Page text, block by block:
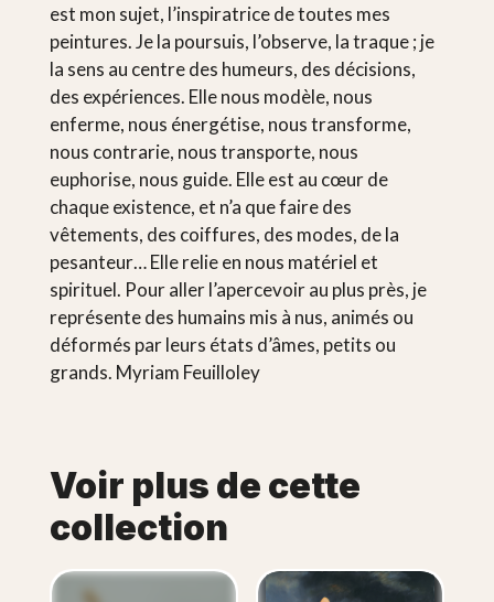
est mon sujet, l’inspiratrice de toutes mes
peintures. Je la poursuis, l’observe, la traque ; je
la sens au centre des humeurs, des décisions,
des expériences. Elle nous modèle, nous
enferme, nous énergétise, nous transforme,
nous contrarie, nous transporte, nous
euphorise, nous guide. Elle est au cœur de
chaque existence, et n’a que faire des
vêtements, des coiffures, des modes, de la
pesanteur… Elle relie en nous matériel et
spirituel. Pour aller l’apercevoir au plus près, je
représente des humains mis à nus, animés ou
déformés par leurs états d’âmes, petits ou
grands. Myriam Feuilloley
Voir plus de cette
collection